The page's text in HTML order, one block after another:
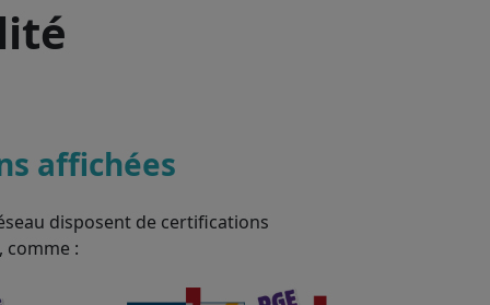
affichées
disposent de certifications
comme :